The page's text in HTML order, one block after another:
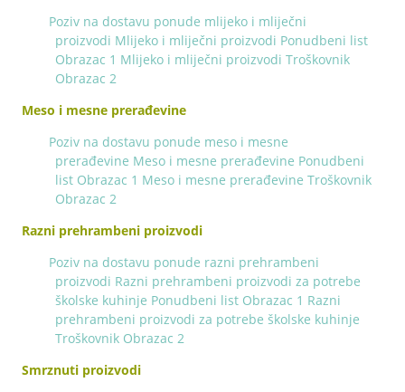
Poziv na dostavu ponude mlijeko i mliječni
proizvodi Mlijeko i mliječni proizvodi Ponudbeni list
Obrazac 1 Mlijeko i mliječni proizvodi Troškovnik
Obrazac 2
Meso i mesne prerađevine
Poziv na dostavu ponude meso i mesne
prerađevine Meso i mesne prerađevine Ponudbeni
list Obrazac 1 Meso i mesne prerađevine Troškovnik
Obrazac 2
Razni prehrambeni proizvodi
Poziv na dostavu ponude razni prehrambeni
proizvodi Razni prehrambeni proizvodi za potrebe
školske kuhinje Ponudbeni list Obrazac 1 Razni
prehrambeni proizvodi za potrebe školske kuhinje
Troškovnik Obrazac 2
Smrznuti proizvodi